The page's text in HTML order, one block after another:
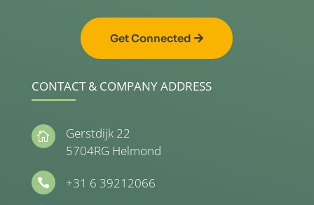
Get Connected
CONTACT & COMPANY ADDRESS

Gerstdijk 22
5704RG Helmond
 +31 6 39212066